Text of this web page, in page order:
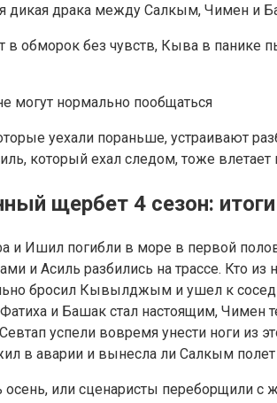
дикая драка между Салкым, Чимен и
обморок без чувств, Кыва в панике
могут нормально пообщаться
уехали пораньше, устраивают
который ехал следом, тоже
щербет 4 сезон: итоги
и Ишил погибли в море в первой
и Асиль разбились на трассе. Кто
бросил Кывылджым и ушел к
и Башак стал настоящим,
успели вовремя унести ноги из
в аварии и вынесла ли Салкым
или сценаристы переборщили с